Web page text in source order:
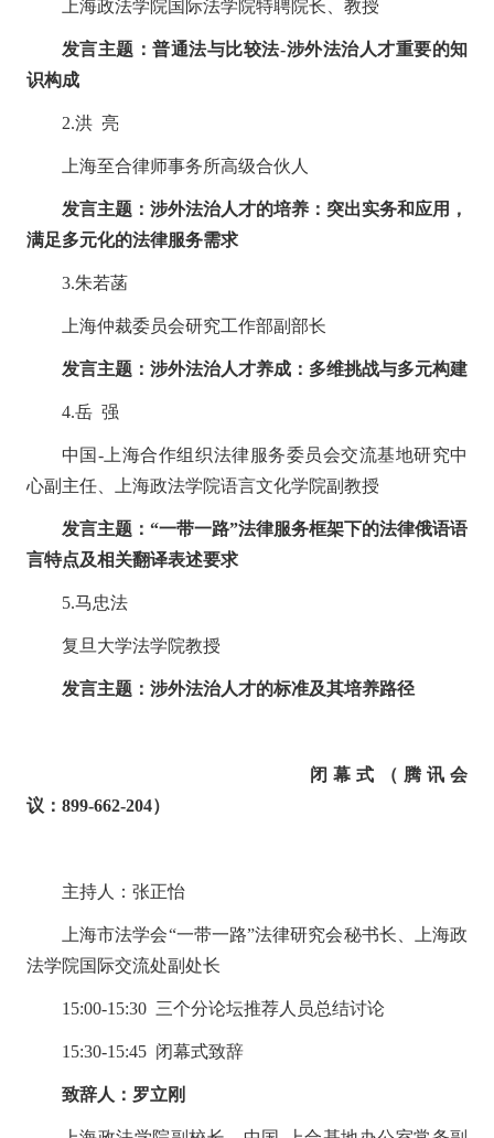
上海政法学院国际法学院特聘院长、教授
发言主题：普通法与比较法-涉外法治人才重要的知
识构成
2.洪 亮
上海至合律师事务所高级合伙人
发言主题：涉外法治人才的培养：突出实务和应用，
满足多元化的法律服务需求
3.朱若菡
上海仲裁委员会研究工作部副部长
发言主题：涉外法治人才养成：多维挑战与多元构建
4.岳 强
中国 -上海合作组织法律服务委员会交流基地研究中
心副主任、上海政法学院语言文化学院副教授
发言主题： “一带一路”法律服务框架下的法律俄语语
言特点及相关翻译表述要求
5.马忠法
复旦大学法学院教授
发言主题：涉外法治人才的标准及其培养路径
闭幕式 （ 腾讯会
议： 899-662-204）
主持人：张正怡
上海市法学会“一带一路”法律研究会秘书长、上海政
法学院国际交流处副处长
1 5:00-15:30 三个分论坛推荐人员总结讨论
15:30-15:45 闭幕式致辞
致辞人：罗立刚